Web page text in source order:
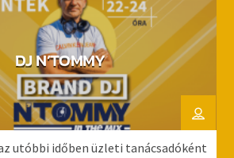
DJ N’TOMMY
utóbbi időben üzleti tanácsadóként